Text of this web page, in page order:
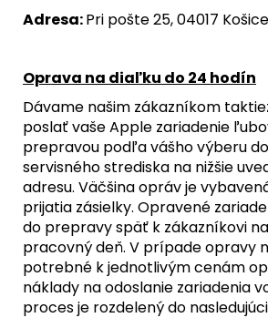
Adresa:Pri pošte 25, 04017
Oprava na diaľku do 24 hodín
Dávame našim zákazníkom
poslať vaše Apple zariadenie
prepravou podľa vášho výberu
servisného strediska na nižšie
adresu. Väčšina opráv je
prijatia zásielky. Opravené
do prepravy späť k zákazníkovi
pracovný deň. V prípade opravy
potrebné k jednotlivým cenám
náklady na odoslanie zariadenia
proces je rozdelený do